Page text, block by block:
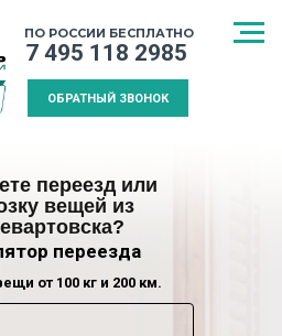
ПО РОССИИ БЕСПЛАТНО
7 495 118 2985
ОБРАТНЫЙ ЗВОНОК
переезд или
вещей из
переезда
от 100 кг и 200 км.